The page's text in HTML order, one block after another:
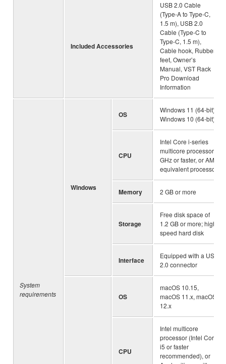
Included Accessories
USB 2.0 Cable
(Type-A to Type-C,
1.5 m), USB 2.0
Cable (Type-C to
Type-C, 1.5 m),
Cable hook, Rubber
feet, Owner’s
Manual, VST Rack
Pro Download
Information
System
requirements
Windows
OS
Windows 11 (64-bit),
Windows 10 (64-bit)
CPU
Intel Core i-series
multicore processor 2
GHz or faster, or AMD
equivalent processor
Memory 2 GB or more
Storage
Free disk space of
1.2 GB or more; high-
speed hard disk
Interface
Equipped with a USB
2.0 connector
OS
macOS 10.15,
macOS 11.x, macOS
12.x
CPU
Intel multicore
processor (Intel Core
i5 or faster
recommended), or